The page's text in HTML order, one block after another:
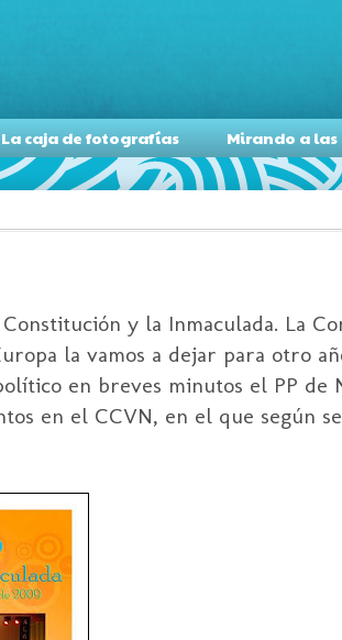
La caja de fotografías Mirando a
y la Inmaculada. La
la vamos a dejar para otro
en breves minutos el PP de
en el CCVN, en el que según